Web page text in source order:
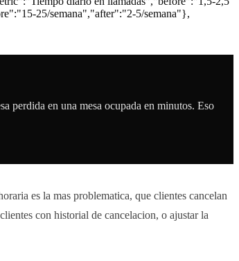
25/semana","after":"2-5/semana"},
perdida en una mesa ocupada en minutos. Eso
es la mas problematica, que clientes cancelan
con historial de cancelacion, o ajustar la